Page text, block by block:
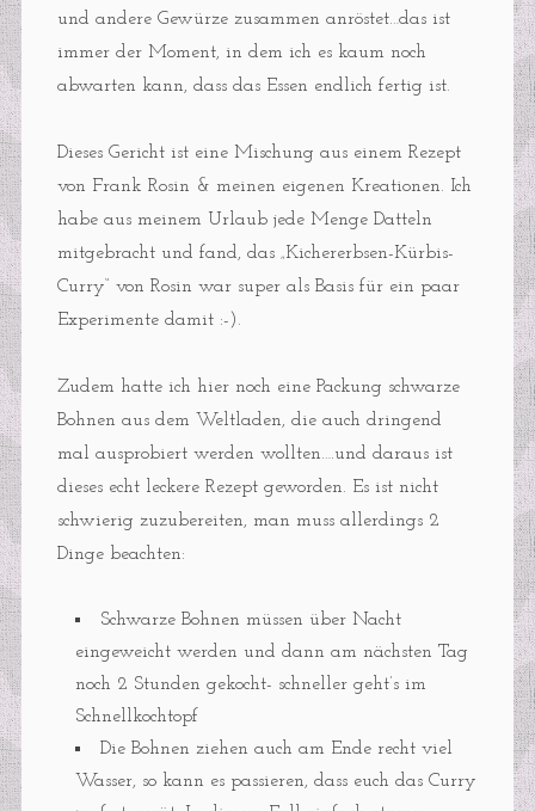
und andere Gewürze zusammen anröstet…das ist
immer der Moment, in dem ich es kaum noch
abwarten kann, dass das Essen endlich fertig ist.
Dieses Gericht ist eine Mischung aus einem Rezept
von Frank Rosin & meinen eigenen Kreationen. Ich
habe aus meinem Urlaub jede Menge Datteln
mitgebracht und fand, das „Kichererbsen-Kürbis-
Curry“ von Rosin war super als Basis für ein paar
Experimente damit :-).
Zudem hatte ich hier noch eine Packung schwarze
Bohnen aus dem Weltladen, die auch dringend
mal ausprobiert werden wollten….und daraus ist
dieses echt leckere Rezept geworden. Es ist nicht
schwierig zuzubereiten, man muss allerdings 2
Dinge beachten:
Schwarze Bohnen müssen über Nacht
eingeweicht werden und dann am nächsten Tag
noch 2 Stunden gekocht- schneller geht’s im
Schnellkochtopf
Die Bohnen ziehen auch am Ende recht viel
Wasser, so kann es passieren, dass euch das Curry